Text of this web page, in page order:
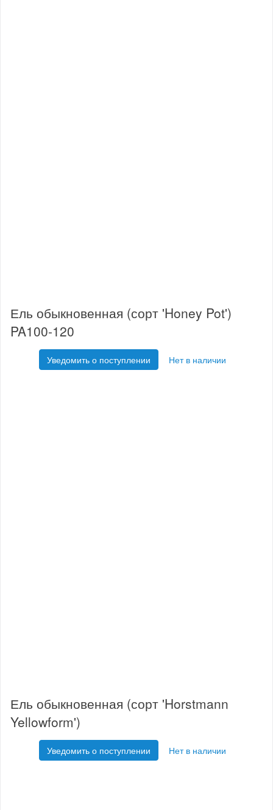
Ель обыкновенная (сорт 'Honey Pot')
PA100-120
Уведомить о поступлении Нет в наличии
Ель обыкновенная (сорт 'Horstmann
Yellowform')
Уведомить о поступлении Нет в наличии